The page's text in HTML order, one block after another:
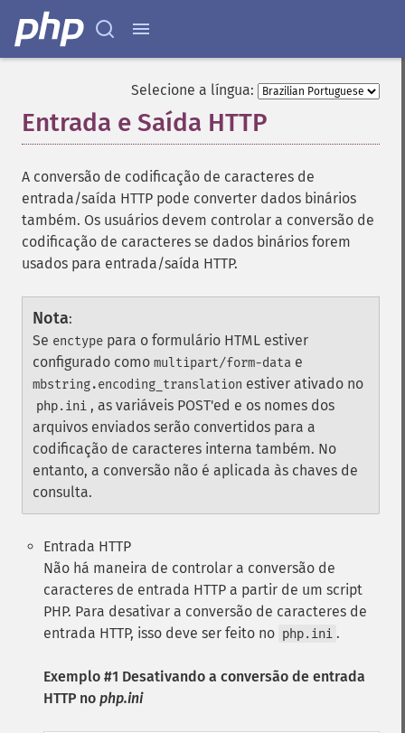
Selecione a língua:
Entrada e Saída HTTP
A conversão de codificação de caracteres de
entrada/saída HTTP pode converter dados binários
também. Os usuários devem controlar a conversão de
codificação de caracteres se dados binários forem
usados para entrada/saída HTTP.
Nota:
Se enctype para o formulário HTML estiver
configurado como multipart/form-data e
mbstring.encoding_translation estiver ativado no
php.ini , as variáveis POST'ed e os nomes dos
arquivos enviados serão convertidos para a
codificação de caracteres interna também. No
entanto, a conversão não é aplicada às chaves de
consulta.
Entrada HTTP
Não há maneira de controlar a conversão de
caracteres de entrada HTTP a partir de um script
PHP. Para desativar a conversão de caracteres de
entrada HTTP, isso deve ser feito no php.ini .
Exemplo #1 Desativando a conversão de entrada
HTTP no php.ini